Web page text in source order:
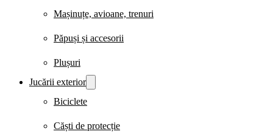
Mașinuțe, avioane, trenuri
Păpuși și accesorii
Plușuri
Jucării exterior
Biciclete
Căști de protecție